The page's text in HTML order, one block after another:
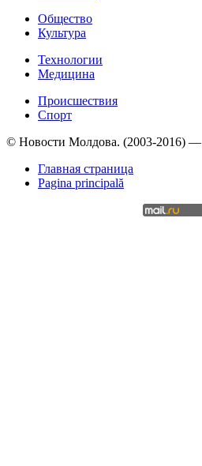
Общество
Культура
Технологии
Медицина
Происшествия
Спорт
© Новости Молдова. (2003-2016) —
Главная страница
Pagina principală